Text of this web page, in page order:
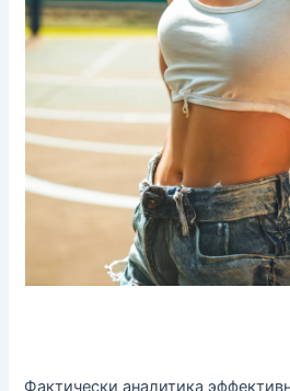
Фактически аналитика